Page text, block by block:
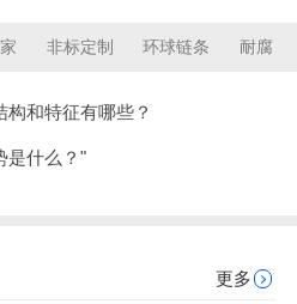
非标定制 环球链条 耐腐
构和特征有哪些？
是什么？"
更多